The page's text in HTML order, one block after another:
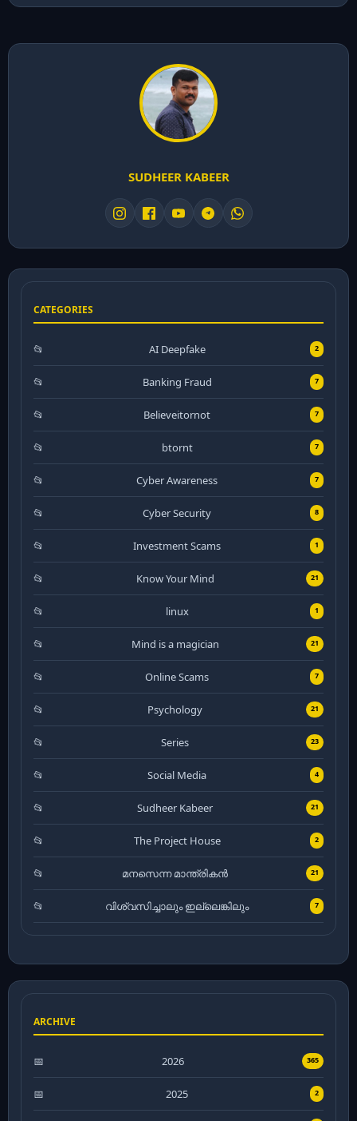
SUDHEER KABEER
CATEGORIES
AI Deepfake 2
Banking Fraud 7
Believeitornot 7
btornt 7
Cyber Awareness 7
Cyber Security 8
Investment Scams 1
Know Your Mind 21
linux 1
Mind is a magician 21
Online Scams 7
Psychology 21
Series 23
Social Media 4
Sudheer Kabeer 21
The Project House 2
മനസെന്ന മാന്ത്രികൻ 21
വിശ്വസിച്ചാലും ഇല്ലെങ്കിലും 7
ARCHIVE
2026 365
2025 2